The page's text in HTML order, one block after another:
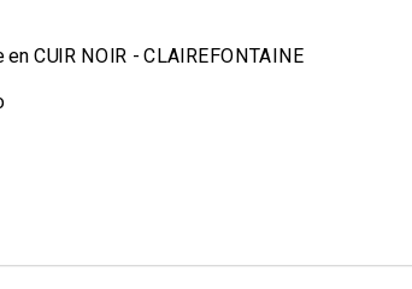
CUIR NOIR - CLAIREFONTAINE